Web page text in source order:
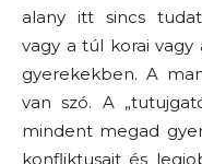
alany itt sincs
vagy a túl korai vagy
gyerekekben. A
van szó. A
mindent megad
konfliktusait és